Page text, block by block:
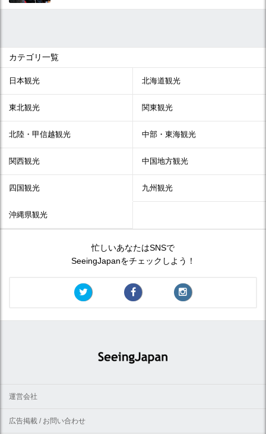
カテゴリ一覧
日本観光 北海道観光
東北観光 関東観光
北陸・甲信越観光 中部・東海観光
関西観光 中国地方観光
四国観光 九州観光
沖縄県観光
忙しいあなたはSNSで
SeeingJapanをチェックしよう！
運営会社
広告掲載 / お問い合わせ